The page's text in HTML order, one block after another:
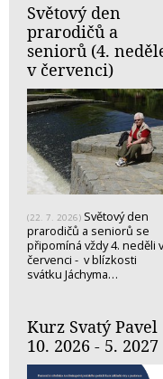
Světový den
prarodičů a
seniorů (4.
v červenci)
(22. 7. 2026) Světový den
prarodičů a seniorů se
připomíná vždy 4. neděli v
červenci - v blízkosti
svátku Jáchyma…
Kurz Svatý Pavel
10. 2026 - 5. 2027